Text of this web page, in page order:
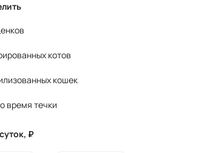
котов
кошек
время течки
₽